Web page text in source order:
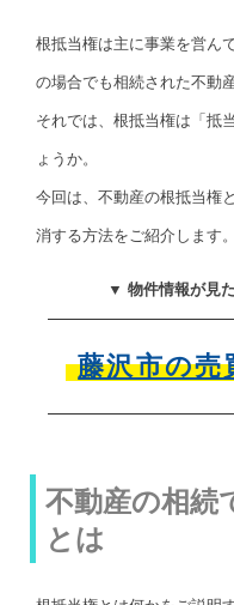
根抵当権は主に事業を営ん
の場合でも相続された不動
それでは、根抵当権は「抵
ょうか。
今回は、不動産の根抵当権
消する方法をご紹介します。
▼ 物件情報が見
藤沢市の売
不動産の相続
とは